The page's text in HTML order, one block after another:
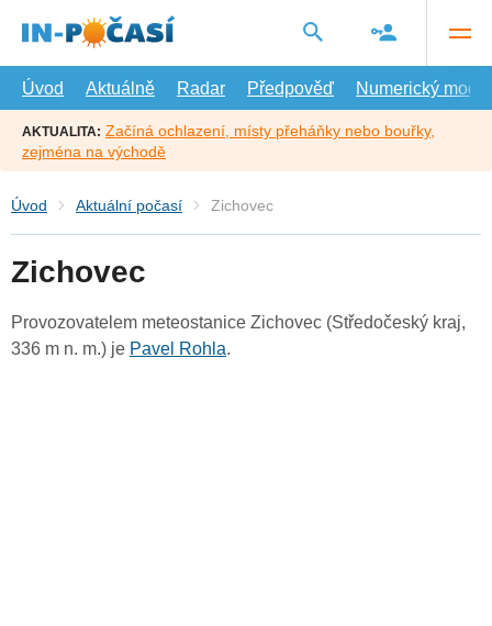
hlavní
Úvod
Aktuálně Radar Předpověď Numerický model
AKTUALITA: Začíná ochlazení, místy přeháňky nebo bouřky,
zejména na východě
Úvod Aktuální počasí Zichovec
Zichovec
Provozovatelem meteostanice Zichovec (Středočeský kraj,
336 m n. m.) je Pavel Rohla.